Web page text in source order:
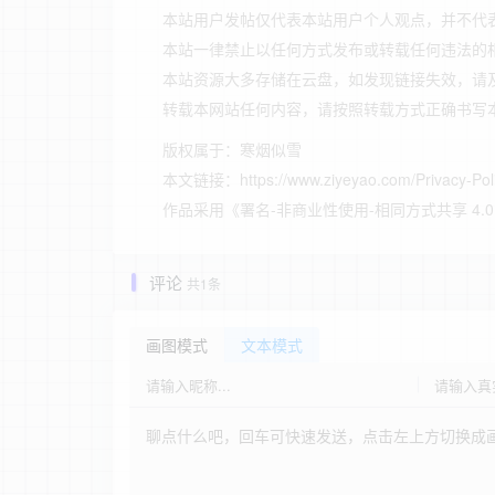
本站用户发帖仅代表本站用户个人观点，并不
本站一律禁止以任何方式发布或转载任何违法
本站资源大多存储在云盘，如发现链接失效，
转载本网站任何内容，请按照转载方式正确书写
版权属于： 寒烟似雪
本文链接： https://www.ziyeyao.com/Privacy-
作品采用 《署名-非商业性使用-相同方式共享
评论 共1条
画图模式 文本模式